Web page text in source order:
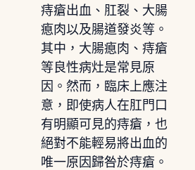
痔瘡出血、肛裂、大腸
瘜肉以及腸道發炎等。
其中，大腸瘜肉、痔瘡
等良性病灶是常見原
因。然而，臨床上應注
意，即使病人在肛門口
有明顯可見的痔瘡，也
絕對不能輕易將出血的
唯一原因歸咎於痔瘡。